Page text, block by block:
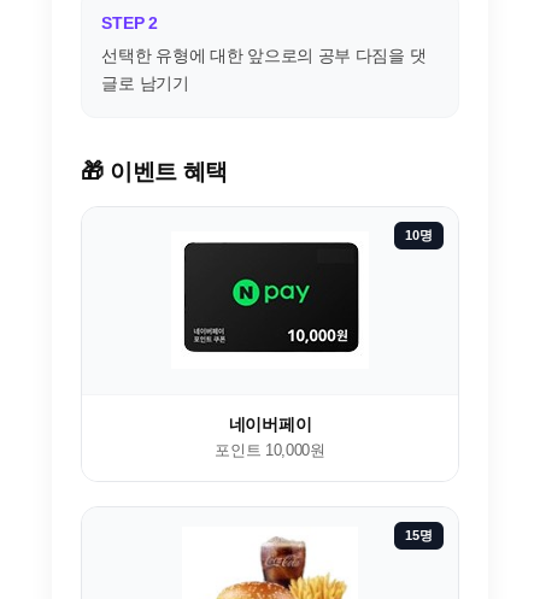
STEP 2
선택한 유형에 대한 앞으로의 공부 다짐을 댓
글로 남기기
🎁 이벤트 혜택
10명
네이버페이
포인트 10,000원
15명